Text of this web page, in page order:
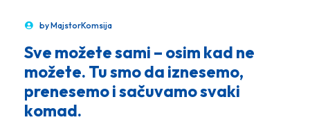
byMajstorKomsija
Sve možete sami – osim kad ne
možete. Tu smo da iznesemo,
prenesemo i sačuvamo svaki
komad.